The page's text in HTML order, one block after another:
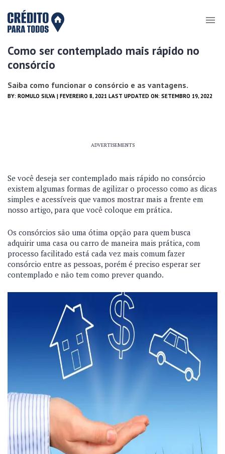
Como ser contemplado mais rápido no
consórcio
Saiba como funcionar o consórcio e as vantagens.
BY: ROMULO SILVA | FEVEREIRO 8, 2021 LAST UPDATED ON: SETEMBRO 19, 2022
ADVERTISEMENTS
Se você deseja ser contemplado mais rápido no consórcio
existem algumas formas de agilizar o processo como as dicas
simples e acessíveis que vamos mostrar mais a frente em
nosso artigo, para que você coloque em prática.
Os consórcios são uma ótima opção para quem busca
adquirir uma casa ou carro de maneira mais prática, com
processo facilitado está cada vez mais comum fazer
consórcio entre as pessoas, porém é preciso esperar ser
contemplado e não tem como prever quando.